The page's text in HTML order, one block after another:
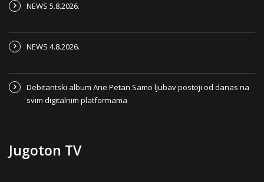
NEWS 5.8.2026.
NEWS 4.8.2026.
Debitantski album Ane Petan Samo ljubav postoji od danas na
svim digitalnim platformama
Jugoton TV